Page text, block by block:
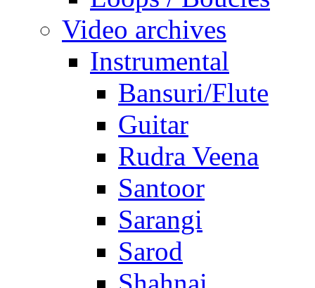
Video archives
Instrumental
Bansuri/Flute
Guitar
Rudra Veena
Santoor
Sarangi
Sarod